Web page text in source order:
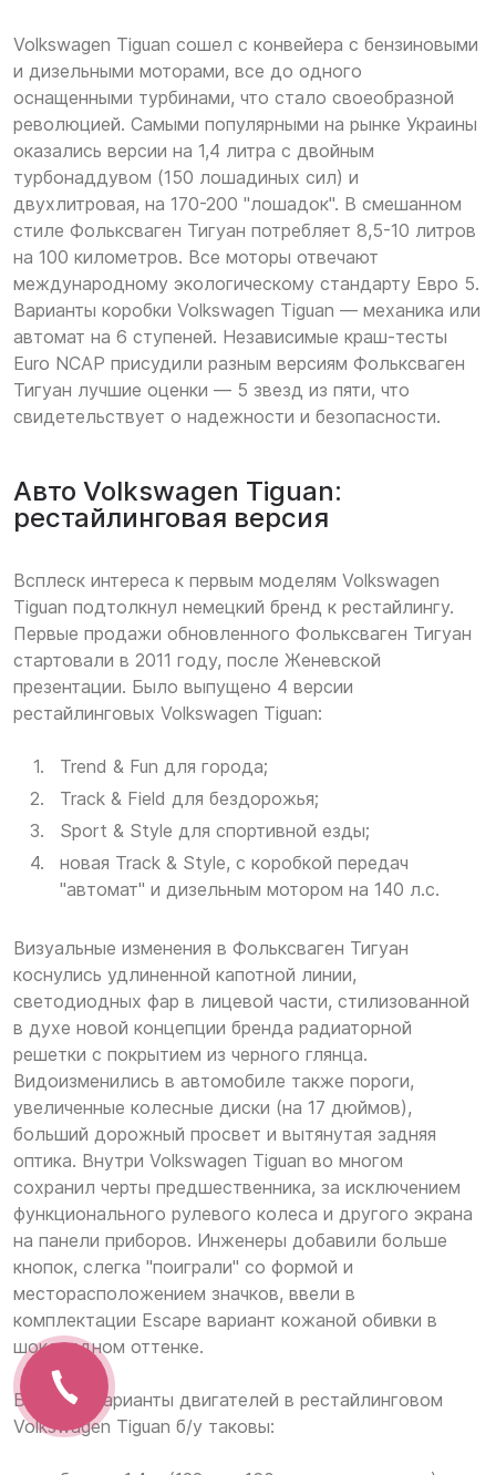
Volkswagen Tiguan сошел с конвейера с бензиновыми
и дизельными моторами, все до одного
оснащенными турбинами, что стало своеобразной
революцией. Самыми популярными на рынке Украины
оказались версии на 1,4 литра с двойным
турбонаддувом (150 лошадиных сил) и
двухлитровая, на 170-200 "лошадок". В смешанном
стиле Фольксваген Тигуан потребляет 8,5-10 литров
на 100 километров. Все моторы отвечают
международному экологическому стандарту Евро 5.
Варианты коробки Volkswagen Tiguan — механика или
автомат на 6 ступеней. Независимые краш-тесты
Euro NCAP присудили разным версиям Фольксваген
Тигуан лучшие оценки — 5 звезд из пяти, что
свидетельствует о надежности и безопасности.
Авто Volkswagen Tiguan:
рестайлинговая версия
Всплеск интереса к первым моделям Volkswagen
Tiguan подтолкнул немецкий бренд к рестайлингу.
Первые продажи обновленного Фольксваген Тигуан
стартовали в 2011 году, после Женевской
презентации. Было выпущено 4 версии
рестайлинговых Volkswagen Tiguan:
Trend & Fun для города;
Track & Field для бездорожья;
Sport & Style для спортивной езды;
новая Track & Stylе, с коробкой передач
"автомат" и дизельным мотором на 140 л.с.
Визуальные изменения в Фольксваген Тигуан
коснулись удлиненной капотной линии,
светодиодных фар в лицевой части, стилизованной
в духе новой концепции бренда радиаторной
решетки с покрытием из черного глянца.
Видоизменились в автомобиле также пороги,
увеличенные колесные диски (на 17 дюймов),
больший дорожный просвет и вытянутая задняя
оптика. Внутри Volkswagen Tiguan во многом
сохранил черты предшественника, за исключением
функционального рулевого колеса и другого экрана
на панели приборов. Инженеры добавили больше
кнопок, слегка "поиграли" со формой и
месторасположением значков, ввели в
комплектации Escape вариант кожаной обивки в
шоколадном оттенке.
Базовые варианты двигателей в рестайлинговом
Volkswagen Tiguan б/у таковы: